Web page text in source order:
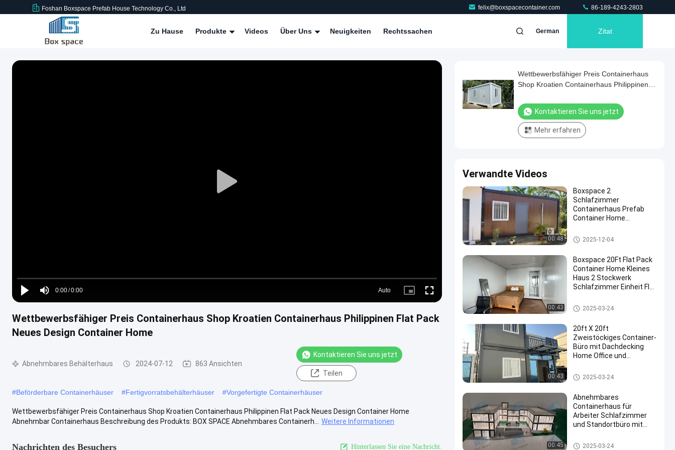
Foshan Boxspace Prefab House Technology Co., Ltd felix@boxspacecontainer.com 86-189-4243-2803
Zu Hause Produkte Videos Über Uns Neuigkeiten Rechtssachen German Zitat
Play
Play
Mute
Time
0:00/0:00
Loaded:
0%
Auto
Picture- Fullscreen
Wettbewerbsfähiger Preis Containerhaus Shop Kroatien Containerhaus Philippinen Flat Pack
Neues Design Container Home
Abnehmbares Behälterhaus 2024-07-12 863 Ansichten
Kontaktieren Sie uns jetzt
Teilen
#Beförderbare Containerhäuser #Fertigvorratsbehälterhäuser #Vorgefertigte Containerhäuser
Wettbewerbsfähiger Preis Containerhaus Shop Kroatien Containerhaus Philippinen Flat Pack Neues Design Container Home
Abnehmbar Containerhaus Beschreibung des Produkts: BOX SPACE Abnehmbares Containerh...
Weitere Informationen
Nachrichten des Besuchers Hinterlassen Sie eine Nachricht.
Wettbewerbsfähiger Preis Containerhaus
Shop Kroatien Containerhaus Philippinen
Kontaktieren Sie uns jetzt
Mehr erfahren
Verwandte Videos
00:48
Boxspace 2
Schlafzimmer
Containerhaus Prefab
Container Home
Immobilien Zwei
Stockwerke
Abnehmbares Behälterhaus
2025-12-04
00:43
Boxspace 20Ft Flat Pack
Container Home Kleines
Haus 2 Stockwerk
Schlafzimmer Einheit Flat
Abnehmbares Behälterhaus
2025-03-24
00:43
20ft X 20ft
Zweistöckiges Container-
Büro mit Dachdecking
Home Office und
persönliche Nutzung
Abnehmbares Behälterhaus
2025-03-24
00:45
Abnehmbares
Containerhaus für
Arbeiter Schlafzimmer
und Standortbüro mit
einfacher Installation
Abnehmbares Behälterhaus
2025-03-24